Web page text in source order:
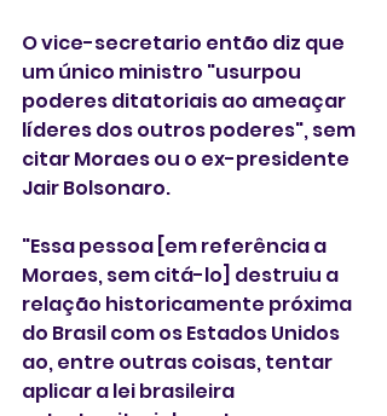
O vice-secretario então diz que
um único ministro "usurpou
poderes ditatoriais ao ameaçar
líderes dos outros poderes", sem
citar Moraes ou o ex-presidente
Jair Bolsonaro.
"Essa pessoa [em referência a
Moraes, sem citá-lo] destruiu a
relação historicamente próxima
do Brasil com os Estados Unidos
ao, entre outras coisas, tentar
aplicar a lei brasileira